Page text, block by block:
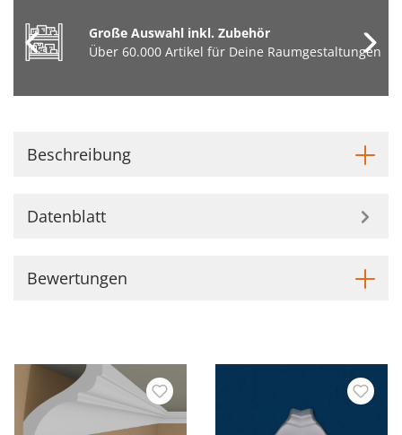
Große Auswahl inkl. Zubehör
Über 60.000 Artikel für Deine Raumgestaltungen
Beschreibung
Datenblatt
Bewertungen